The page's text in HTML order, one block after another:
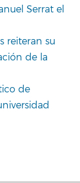
Serrat el
reiteran su
de la
de